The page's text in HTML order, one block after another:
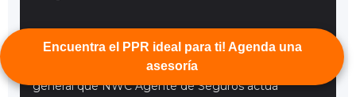
Encuentra el PPR ideal para ti! Agenda una
asesoría
Comercializamos productos de Allianz México S.A.
Compañía de Seguros.Se informa al público en
general que NWC Agente de Seguros actúa